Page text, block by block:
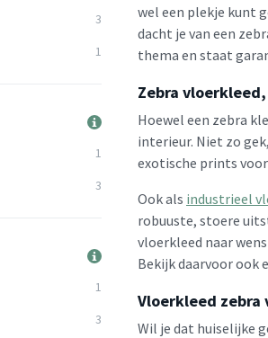
3
1
1
3
1
3
wel een plekje kunt
dacht je van een
thema en staat
Zebra
Hoewel een zebra
interieur. Niet zo
exotische prints
Ook als industrieel
robuuste, stoere
vloerkleed naar
Bekijk daarvoor ook
Vloerkleed zebra
Wil je dat huiselijke